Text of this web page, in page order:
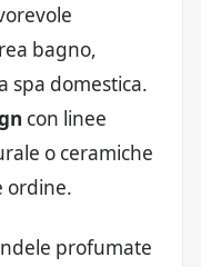
bagno,
spa domestica.
con linee
o ceramiche
ordine.
profumate